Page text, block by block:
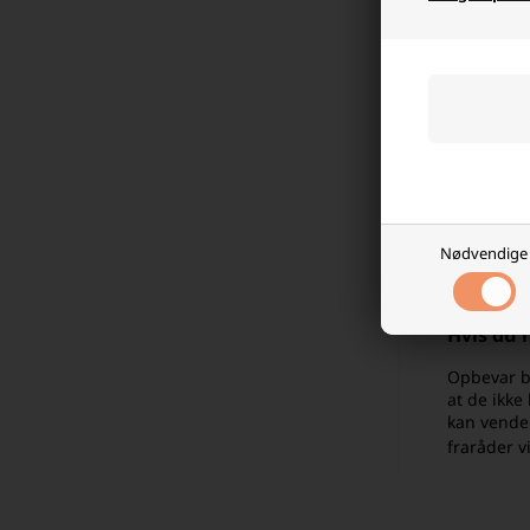
Nødvendige
Hvis du
Fjern
Hvis du
forbliver
Skadet
Hvis et
være en
Hvis du
Opbevar
at de
kan
fraråder